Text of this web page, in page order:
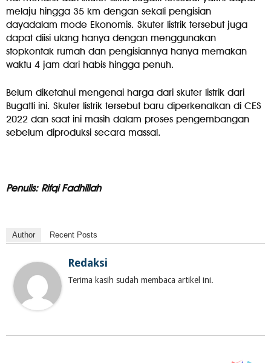
melaju hingga 35 km dengan sekali pengisian
dayadalam mode Ekonomis. Skuter listrik tersebut juga
dapat diisi ulang hanya dengan menggunakan
stopkontak rumah dan pengisiannya hanya memakan
waktu 4 jam dari habis hingga penuh.
Belum diketahui mengenai harga dari skuter listrik dari
Bugatti ini. Skuter listrik tersebut baru diperkenalkan di CES
2022 dan saat ini masih dalam proses pengembangan
sebelum diproduksi secara massal.
Penulis: Rifqi Fadhillah
Author Recent Posts
Redaksi
Terima kasih sudah membaca artikel ini.